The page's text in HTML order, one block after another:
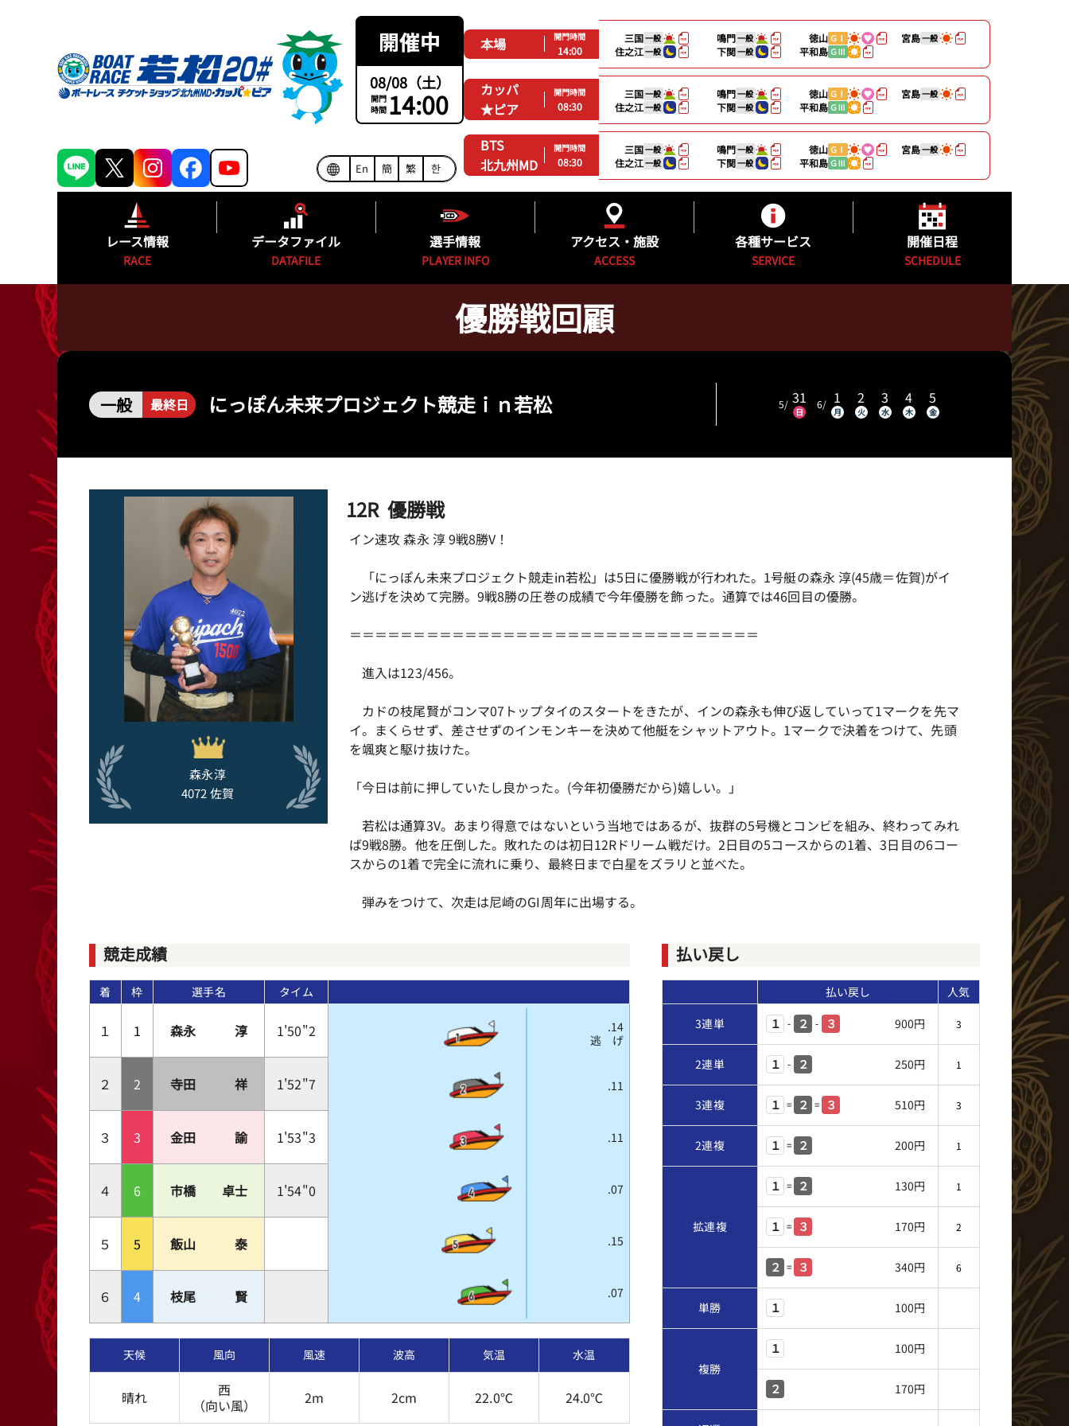
本場 開門時間
14:00
三国一般 鳴門一般 徳山 ＧⅠ 宮島一般
住之江一般 下関一般 平和島 ＧⅢ
カッパ
★ピア
開門時間
08:30
三国一般 鳴門一般 徳山 ＧⅠ 宮島一般
住之江一般 下関一般 平和島 ＧⅢ
BTS
北九州MD
開門時間
08:30
三国一般 鳴門一般 徳山 ＧⅠ 宮島一般
住之江一般 下関一般 平和島 ＧⅢ
08/08（土）
開門
時間 14:00
En 簡 繁 한
レース情報
RACE
出場予定選手一覧
レース結果
得点率ランキング
進入コース別選手成績
今節のレース別成績
データファイル
DATAFILE
ボートランキング
出目データ
選手情報
PLAYER INFO
福岡支部選手一覧
フレッシュルーキー&新人紹介
福岡支部選手斡旋情報
アクセス・施設
ACCESS
施設紹介
無料バス時刻表
各種サービス
SERVICE
公式YouTube配信番組表
イベント・ファンサービス
開催日程
SCHEDULE
カッパ★ピア発売日程表
BTS北九州MD発売日程
優勝戦回顧
一般 最終日 にっぽん未来プロジェクト競走ｉｎ若松 5/ 31
日
6/ 1
月
2
火
3
水
4
木
5
金
森永淳
4072 佐賀
12R 優勝戦
イン速攻 森永 淳 9戦8勝V！
「にっぽん未来プロジェクト競走in若松」は5日に優勝戦が行われた。1号艇の森永 淳(45歳＝佐賀)がイ
ン逃げを決めて完勝。9戦8勝の圧巻の成績で今年優勝を飾った。通算では46回目の優勝。
＝＝＝＝＝＝＝＝＝＝＝＝＝＝＝＝＝＝＝＝＝＝＝＝＝＝＝＝＝＝＝＝
進入は123/456。
カドの枝尾賢がコンマ07トップタイのスタートをきたが、インの森永も伸び返していって1マークを先マ
イ。まくらせず、差させずのインモンキーを決めて他艇をシャットアウト。1マークで決着をつけて、先頭
を颯爽と駆け抜けた。
「今日は前に押していたし良かった。(今年初優勝だから)嬉しい。」
若松は通算3V。あまり得意ではないという当地ではあるが、抜群の5号機とコンビを組み、終わってみれ
ば9戦8勝。他を圧倒した。敗れたのは初日12Rドリーム戦だけ。2日目の5コースからの1着、3日目の6コー
スからの1着で完全に流れに乗り、最終日まで白星をズラリと並べた。
弾みをつけて、次走は尼崎のGI周年に出場する。
競走成績
着 枠 選手名 タイム
１ 1 森永 淳 1'50"2
.14
逃 げ
.11
.11
.07
.15
.07
２ 2 寺田 祥 1'52"7
３ 3 金田 諭 1'53"3
４ 6 市橋 卓士 1'54"0
５ 5 飯山 泰
６ 4 枝尾 賢
払い戻し
払い戻し
人気
3連単
１ - ２ - ３ 900円 3
2連単 １ - ２ 250円 1
3連複 １ = ２ = ３ 510円 3
2連複 １ = ２ 200円 1
拡連複
１ = ２ 130円 1
１ = ３ 170円 2
２ = ３ 340円 6
単勝 １ 100円
複勝
１ 100円
２ 170円
天候 風向 風速 波高 気温 水温
晴れ
西
（向い風）
2m 2cm 22.0℃ 24.0℃